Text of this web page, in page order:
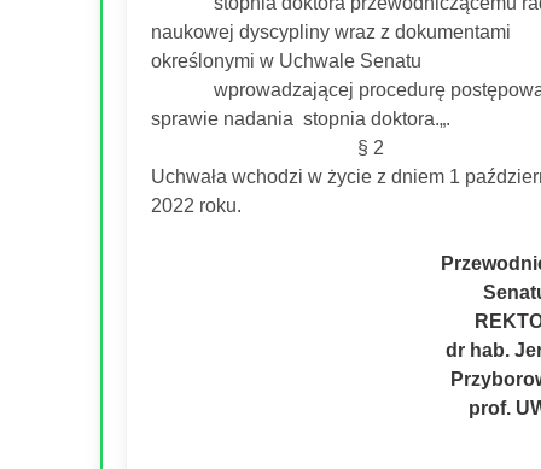
naukowej dyscypliny wraz z dokumentami
określonymi w Uchwale Senatu
wprowadzającej procedurę
sprawie nadania stopnia doktora.„.
§ 2
Uchwała wchodzi w życie z dniem 1
2022 roku.
dr hab.
prof.